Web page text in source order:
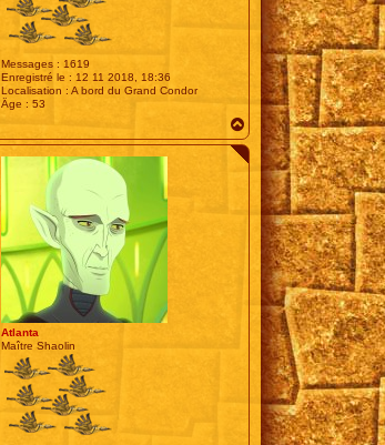
Messages : 1619
Enregistré le : 12 11 2018, 18:36
Localisation : A bord du Grand Condor
Âge : 53
a
u
Atlanta
Maître Shaolin